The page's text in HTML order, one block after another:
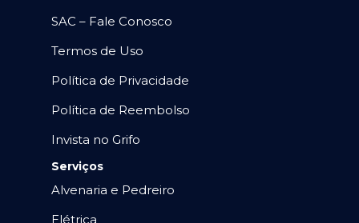
SAC – Fale Conosco
Termos de Uso
Política de Privacidade
Política de Reembolso
Invista no Grifo
Serviços
Alvenaria e Pedreiro
Elétrica